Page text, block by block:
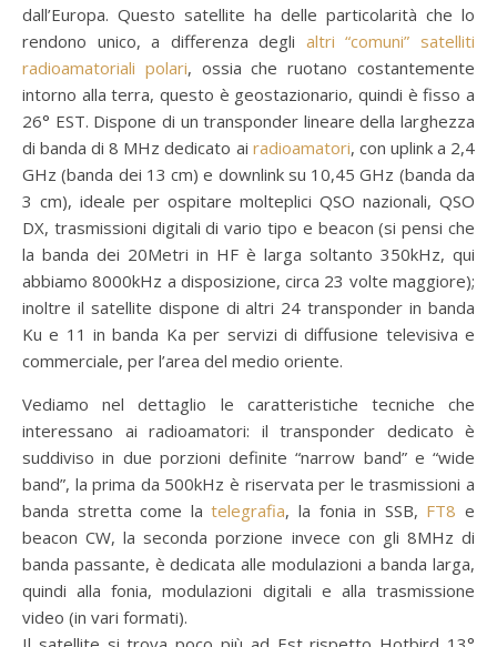
dall’Europa. Questo satellite ha delle particolarità che lo
rendono unico, a differenza degli altri “comuni” satelliti
radioamatoriali polari, ossia che ruotano costantemente
intorno alla terra, questo è geostazionario, quindi è fisso a
26° EST. Dispone di un transponder lineare della larghezza
di banda di 8 MHz dedicato ai radioamatori, con uplink a 2,4
GHz (banda dei 13 cm) e downlink su 10,45 GHz (banda da
3 cm), ideale per ospitare molteplici QSO nazionali, QSO
DX, trasmissioni digitali di vario tipo e beacon (si pensi che
la banda dei 20Metri in HF è larga soltanto 350kHz, qui
abbiamo 8000kHz a disposizione, circa 23 volte maggiore);
inoltre il satellite dispone di altri 24 transponder in banda
Ku e 11 in banda Ka per servizi di diffusione televisiva e
commerciale, per l’area del medio oriente.
Vediamo nel dettaglio le caratteristiche tecniche che
interessano ai radioamatori: il transponder dedicato è
suddiviso in due porzioni definite “narrow band” e “wide
band”, la prima da 500kHz è riservata per le trasmissioni a
banda stretta come latelegrafia, la fonia in SSB, FT8 e
beacon CW, la seconda porzione invece con gli 8MHz di
banda passante, è dedicata alle modulazioni a banda larga,
quindi alla fonia, modulazioni digitali e alla trasmissione
video (in vari formati).